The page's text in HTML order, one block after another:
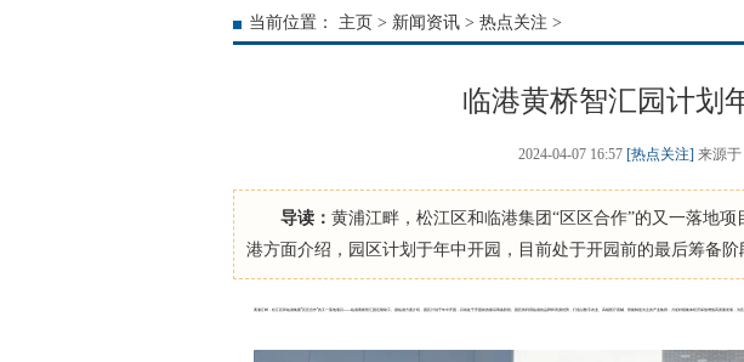
当前位置： 主页 > 新闻资讯 > 热点关注 >
临港黄桥智汇园计划
2024-04-07 16:57 [热点关注] 来源
导读： 黄浦江畔，松江区和临港集团“区区合作”的又一落地
港方面介绍，园区计划于年中开园，目前处于开园前的最后筹备
黄浦江畔，松江区和临港集团“区区合作”的又一落地项目——临港黄桥智汇园近期竣工。据临港方面介绍，园区计划于年中开园，目前处于开园前的最后筹备阶段。园区将利用临港的品牌和资源优势，打造以数字农业、高端医疗器械、智能制造为主的产业集群，力促村镇集体经济保值增值高质量发展，为区